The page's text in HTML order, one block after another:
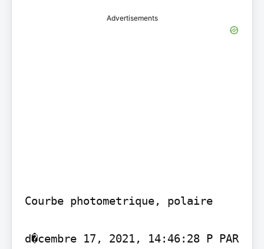
Advertisements
Courbe photometrique, polaire
d�cembre 17, 2021, 14:46:28 P PAR